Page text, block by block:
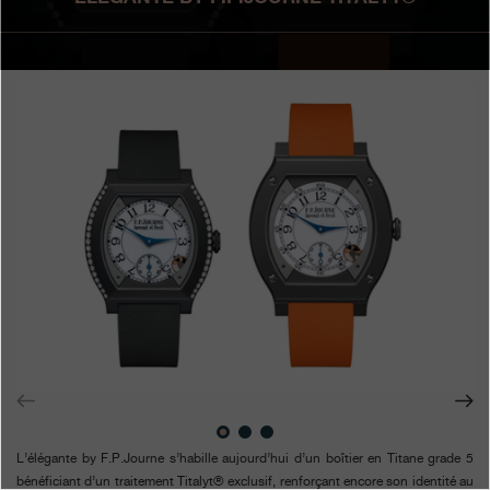
Boutiques
Contact
Search
Rechercher
FRANÇAIS ENGLISH 日本語 简体中文
L’élégante by F.P.Journe s’habille aujourd’hui d’un boîtier en Titane grade 5
bénéficiant d’un traitement Titalyt® exclusif, renforçant encore son identité au